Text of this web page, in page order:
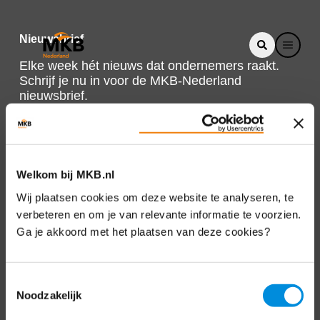
Welkom bij MKB.nl
Wij plaatsen cookies om deze website te analyseren, te
verbeteren en om je van relevante informatie te voorzien.
Ga je akkoord met het plaatsen van deze cookies?
Noodzakelijk
Nieuwsbrief
Elke week hét nieuws dat ondernemers raakt.
Schrijf je nu in voor de MKB-Nederland
nieuwsbrief.
Direct naar
Over ons
Bezuidenhoutseweg 12